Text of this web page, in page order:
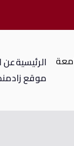
الرئيسيةعن
موقع زاد